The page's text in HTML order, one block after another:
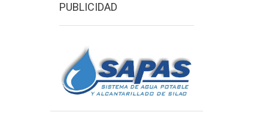
PUBLICIDAD